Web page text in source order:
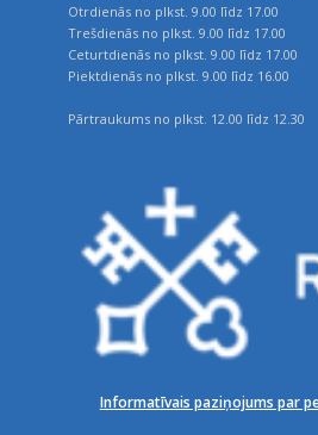
Otrdienās no plkst. 9.00 līdz 17.00
Trešdienās no plkst. 9.00 līdz 17.00
Ceturtdienās no plkst. 9.00 līdz 17.00
Piektdienās no plkst. 9.00 līdz 16.00
Pārtraukums no plkst. 12.00 līdz 12.30
Informatīvais paziņojums par